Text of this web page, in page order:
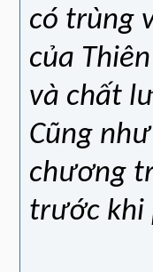
có trùng
của
và chất
Cũng
chương
trước khi